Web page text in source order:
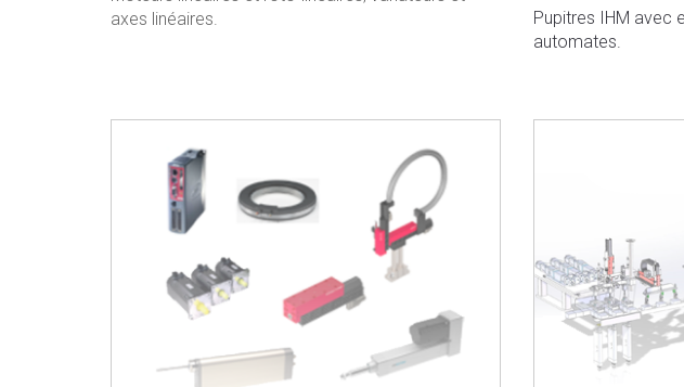
axes linéaires.
Pupitres IHM avec
automates.